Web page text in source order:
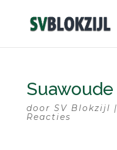
Suawoude
door SV Blokzijl |
Reacties